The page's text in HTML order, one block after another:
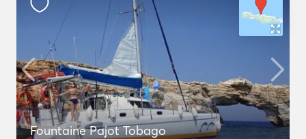
Fountaine Pajot Tobago